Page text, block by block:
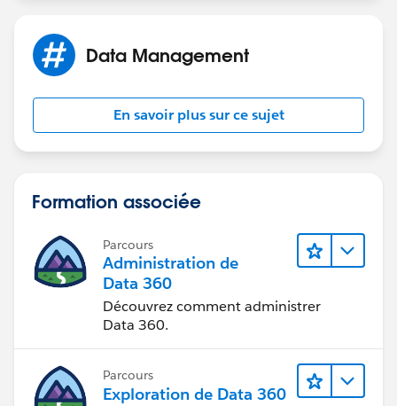
Data Management
En savoir plus sur ce sujet
Formation associée
Parcours
Administration de
Data 360
Découvrez comment administrer
Data 360.
Parcours
Exploration de Data 360